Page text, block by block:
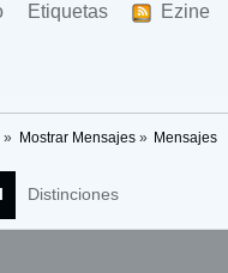
Etiquetas Ezine
» Mostrar Mensajes» Mensajes
Distinciones